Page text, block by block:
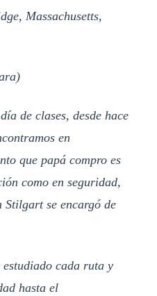
Massachusetts,
clases, desde hace
en
que papá compro es
como en seguridad,
Stilgart se encargó de
cada ruta y
hasta el